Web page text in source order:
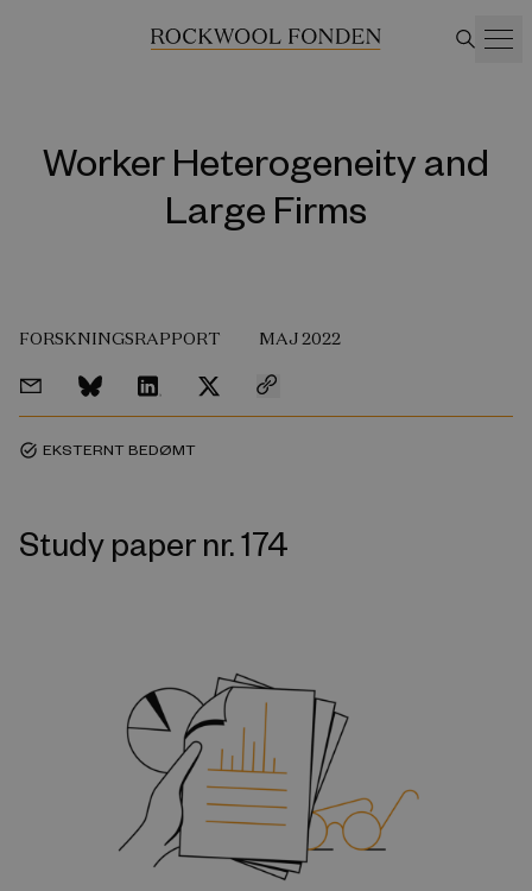
Worker Heterogeneity and
Large Firms
FORSKNINGSRAPPORT MAJ 2022
task_alt EKSTERNT BEDØMT
Study paper nr. 174